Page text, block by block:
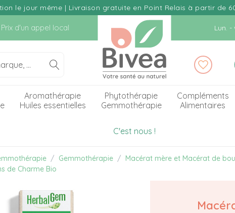
le jour même | Livraison gratuite en Point Relais à partir de
d'un appel local Lun. -
Aromathérapie
Huiles essentielles
Phytothérapie
Gemmothérapie
Compléments
Alimentaires
C'est nous !
Gemmothérapie
Macérat mère et Macérat de
de Charme Bio